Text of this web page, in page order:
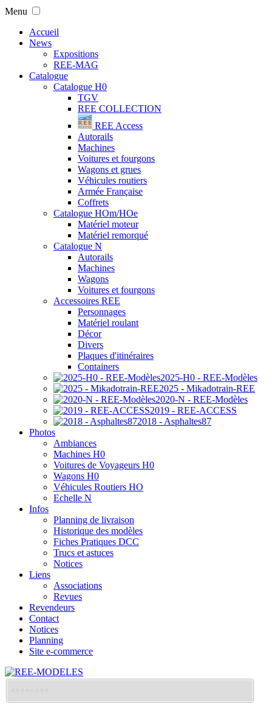
Menu
Accueil
News
Expositions
REE-MAG
Catalogue
Catalogue H0
TGV
REE COLLECTION
REE Access
Autorails
Machines
Voitures et fourgons
Wagons et grues
Véhicules routiers
Armée Française
Coffrets
Catalogue HOm/HOe
Matériel moteur
Matériel remorqué
Catalogue N
Autorails
Machines
Wagons
Voitures et fourgons
Accessoires REE
Personnages
Matériel roulant
Décor
Divers
Plaques d'itinéraires
Containers
2025-H0 - REE-Modèles
2025 - Mikadotrain-REE
2020-N - REE-Modèles
2019 - REE-ACCESS
2018 - Asphaltes87
Photos
Ambiances
Machines H0
Voitures de Voyageurs H0
Wagons H0
Véhicules Routiers HO
Echelle N
Infos
Planning de livraison
Historique des modèles
Fiches Pratiques DCC
Trucs et astuces
Notices
Liens
Associations
Revues
Revendeurs
Contact
Notices
Planning
Site e-commerce